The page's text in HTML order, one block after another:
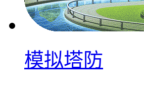
模拟塔防